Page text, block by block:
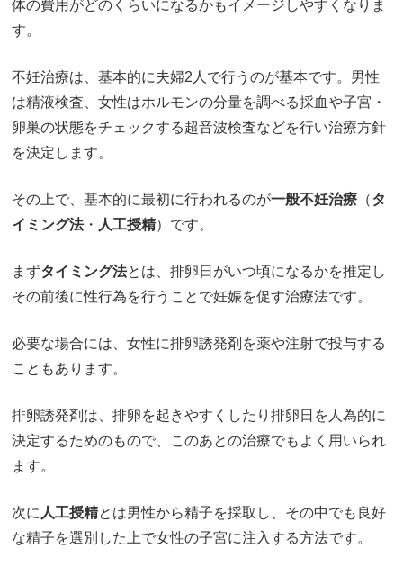
体の費用がどのくらいになるかもイメージしやすくなりま
す。
不妊治療は、基本的に夫婦2人で行うのが基本です。男性
は精液検査、女性はホルモンの分量を調べる採血や子宮・
卵巣の状態をチェックする超音波検査などを行い治療方針
を決定します。
その上で、基本的に最初に行われるのが一般不妊治療 （タ
イミング法・ 人工授精）です。
まずタイミング法とは、排卵日がいつ頃になるかを推定し
その前後に性行為を行うことで妊娠を促す治療法です。
必要な場合には、女性に排卵誘発剤を薬や注射で投与する
こともあります。
排卵誘発剤は、排卵を起きやすくしたり排卵日を人為的に
決定するためのもので、このあとの治療でもよく用いられ
ます。
次に 人工授精とは男性から精子を採取し、その中でも良好
な精子を選別した上で女性の子宮に注入する方法です。